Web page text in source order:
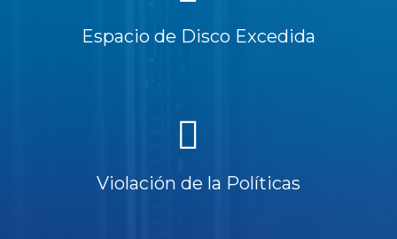
Espacio de Disco Excedida
Violación de la Políticas